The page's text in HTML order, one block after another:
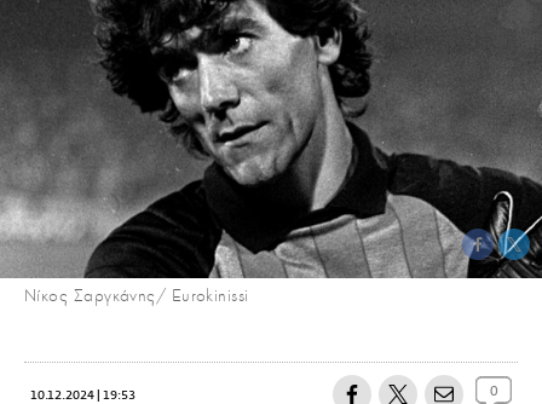
Νίκος Σαργκάνης/ Eurokinissi
10.12.2024 | 19:53 0